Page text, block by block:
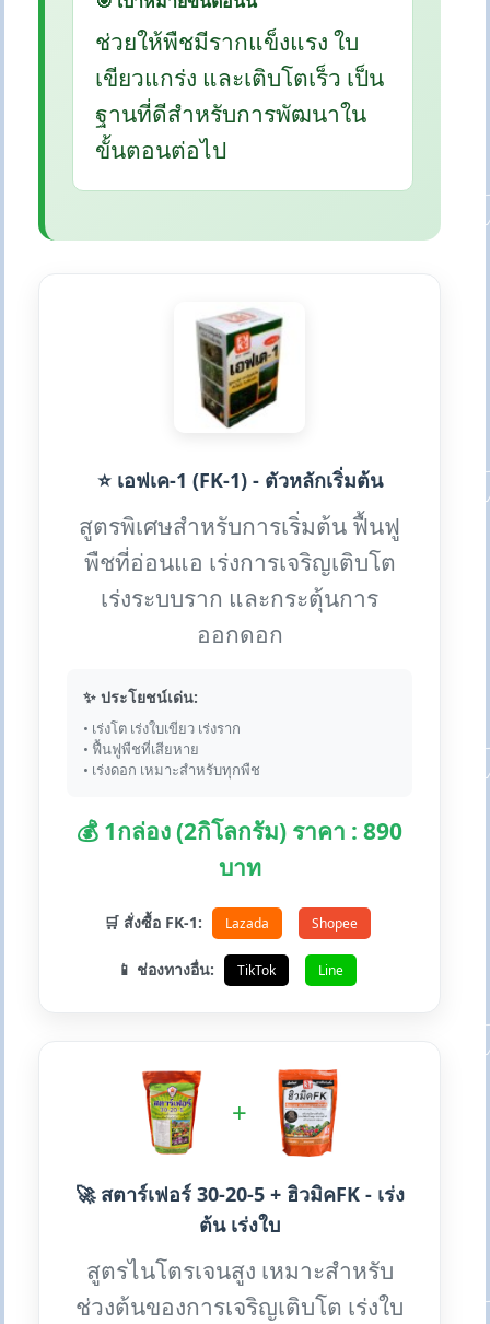
ช่วยให้พืชมีรากแข็งแรง ใบ
เขียวแกร่ง และเติบโตเร็ว เป็น
ฐานที่ดีสำหรับการพัฒนาใน
ขั้นตอนต่อไป
⭐ เอฟเค-1 (FK-1) - ตัวหลักเริ่มต้น
สูตรพิเศษสำหรับการเริ่มต้น ฟื้นฟู
พืชที่อ่อนแอ เร่งการเจริญเติบโต
เร่งระบบราก และกระตุ้นการ
ออกดอก
✨ ประโยชน์เด่น:
• เร่งโต เร่งใบเขียว เร่งราก
• ฟื้นฟูพืชที่เสียหาย
• เร่งดอก เหมาะสำหรับทุกพืช
💰 1กล่อง (2กิโลกรัม) ราคา : 890
บาท
🛒 สั่งซื้อ FK-1: Lazada Shopee
📱 ช่องทางอื่น: TikTok Line
+
🚀 สตาร์เฟอร์ 30-20-5 + ฮิวมิคFK - เร่ง
ต้น เร่งใบ
สูตรไนโตรเจนสูง เหมาะสำหรับ
ช่วงต้นของการเจริญเติบโต เร่งใบ